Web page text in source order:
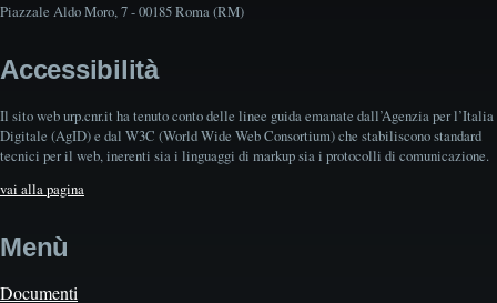
Piazzale Aldo Moro, 7 - 00185 Roma (RM)
Accessibilità
Il sito web urp.cnr.it ha tenuto conto delle linee guida emanate dall’Agenzia per l’Italia
Digitale (AgID) e dal W3C (World Wide Web Consortium) che stabiliscono standard
tecnici per il web, inerenti sia i linguaggi di markup sia i protocolli di comunicazione.
vai alla pagina
Menù
Documenti